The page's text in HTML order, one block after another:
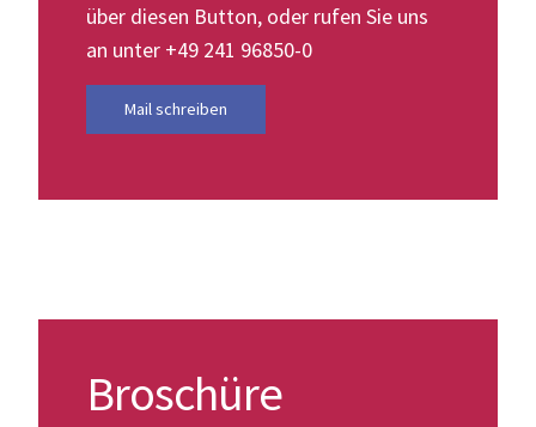
über diesen Button, oder rufen Sie uns
an unter +49 241 96850-0
Mail schreiben
Broschüre